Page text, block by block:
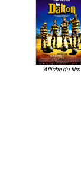
Affiche du film